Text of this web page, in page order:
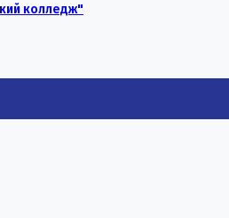
колледж"